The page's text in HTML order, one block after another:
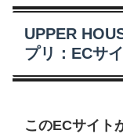
UPPER
プリ：ECサ
このECサイト